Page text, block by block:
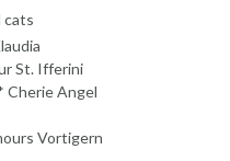
cats
St. Ifferini
Cherie Angel
Vortigern